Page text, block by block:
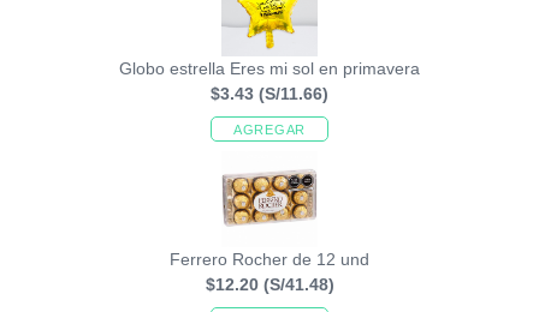
Globo estrella Eres mi sol en primavera
$3.43 (S/11.66)
AGREGAR
Ferrero Rocher de 12 und
$12.20 (S/41.48)